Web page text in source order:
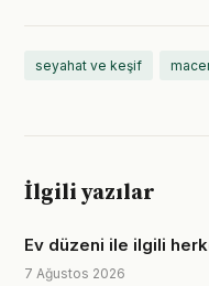
seyahat ve keşif
İlgili yazılar
Ev düzeni ile ilgili
7 Ağustos 2026